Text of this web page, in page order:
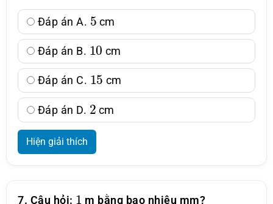
Đáp án A.
5
cm
Đáp án B.
10
cm
Đáp án C.
15
cm
Đáp án D.
2
cm
Hiện giải thích
7. Câu hỏi:
1
m bằng bao nhiêu mm?